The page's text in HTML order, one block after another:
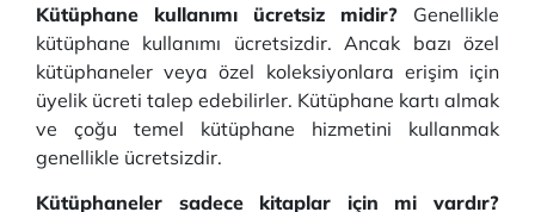
Kütüphane kullanımı ücretsiz midir? Genellikle
kütüphane kullanımı ücretsizdir. Ancak bazı özel
kütüphaneler veya özel koleksiyonlara erişim için
üyelik ücreti talep edebilirler. Kütüphane kartı almak
ve çoğu temel kütüphane hizmetini kullanmak
genellikle ücretsizdir.
Kütüphaneler sadece kitaplar için mi vardır?